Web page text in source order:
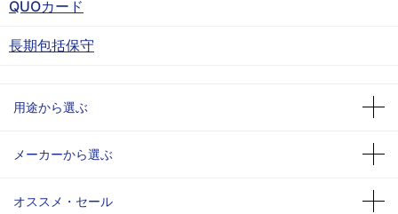
QUOカード
長期包括保守
用途から選ぶ
メーカーから選ぶ
オススメ・セール